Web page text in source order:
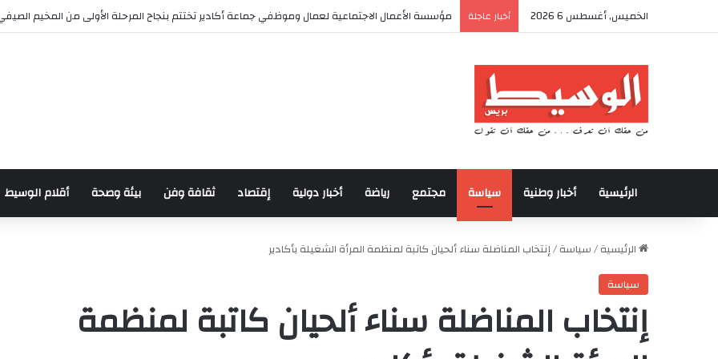
الخميس, أغسطس 6 2026 أخبار عاجلة أكادير تحتضن كأس العرش للدراجات بمناسبة الذكرى السابعة والعشرين لعيد العرش المجيد
الرئيسية أخبار وطنية سياسة مجتمع رياضة أخبار دولية إقتصاد ثقافة وفن بيئة وصحة أقلام الوسيط
الرئيسية/سياسة/إنتخاب المناضلة سناء ألحيان كاتبة لمنظمة المرأة الشغيلة بأكادير
سياسة
إنتخاب المناضلة سناء ألحيان كاتبة لمنظمة